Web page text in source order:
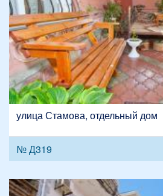
улица Стамова, отдельный дом
№ Д319